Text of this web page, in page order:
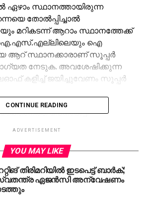
ഏഴാം സ്ഥാനത്തായിരുന്ന
തോല്‍പ്പിച്ചാല്‍
മറികടന്ന് ആറാം സ്ഥാനത്തേക്ക്
ഐ.എസ്.എല്ലിലെയും ഐ
ആറ് സ്ഥാനക്കാരാണ് സൂപ്പര്‍
യോഗ്യത നേടുക. അവശേഷിക്കുന്ന
കളിച്ച് ജയിച്ചുവേണം സൂപ്പര്‍
പെനാല്‍ട്ടി
ലക്ഷ്യമിട്ടത്. പക്ഷേ ചെന്നൈ
ഗോള്‍ നേടാന്‍
തുടക്കം മുതല്‍
നടത്തിയിരുന്നു മുംബൈ. എന്നാല്‍
വന്നപ്പോള്‍ അവര്‍ക്ക് ആദ്യ
CONTINUE READING
ADVERTISEMENT
YOU MAY LIKE
തിരിമറിയില്‍ ഇടപെട്ട് ബാര്‍ക്;
ഏജന്‍സി അന്വേഷണം